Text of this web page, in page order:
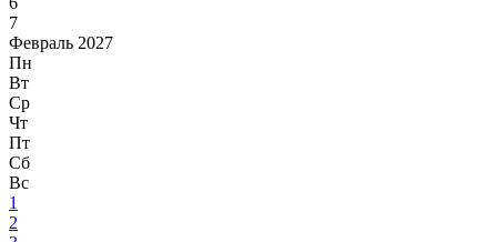
7
Февраль 2027
Пн
Вт
Ср
Чт
Пт
Сб
Вс
1
2